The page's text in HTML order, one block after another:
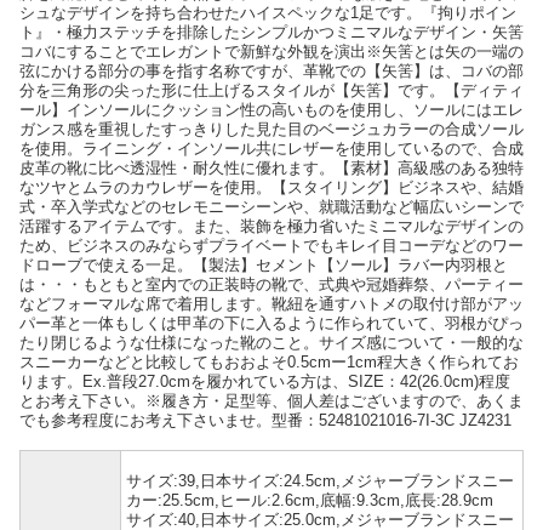
シュなデザインを持ち合わせたハイスペックな1足です。『拘りポイン
ト』・極力ステッチを排除したシンプルかつミニマルなデザイン・矢筈
コバにすることでエレガントで新鮮な外観を演出※矢筈とは矢の一端の
弦にかける部分の事を指す名称ですが、革靴での【矢筈】は、コバの部
分を三角形の尖った形に仕上げるスタイルが【矢筈】です。【ディティ
ール】インソールにクッション性の高いものを使用し、ソールにはエレ
ガンス感を重視したすっきりした見た目のベージュカラーの合成ソール
を使用。ライニング・インソール共にレザーを使用しているので、合成
皮革の靴に比べ透湿性・耐久性に優れます。【素材】高級感のある独特
なツヤとムラのカウレザーを使用。【スタイリング】ビジネスや、結婚
式・卒入学式などのセレモニーシーンや、就職活動など幅広いシーンで
活躍するアイテムです。また、装飾を極力省いたミニマルなデザインの
ため、ビジネスのみならずプライベートでもキレイ目コーデなどのワー
ドローブで使える一足。【製法】セメント【ソール】ラバー内羽根と
は・・・もともと室内での正装時の靴で、式典や冠婚葬祭、パーティー
などフォーマルな席で着用します。靴紐を通すハトメの取付け部がアッ
パー革と一体もしくは甲革の下に入るように作られていて、羽根がぴっ
たり閉じるような仕様になった靴のこと。サイズ感について・一般的な
スニーカーなどと比較してもおおよそ0.5cmー1cm程大きく作られてお
ります。Ex.普段27.0cmを履かれている方は、SIZE：42(26.0cm)程度
とお考え下さい。※履き方・足型等、個人差はございますので、あくま
でも参考程度にお考え下さいませ。型番：52481021016-7I-3C JZ4231
サイズ:39,日本サイズ:24.5cm,メジャーブランドスニー
カー:25.5cm,ヒール:2.6cm,底幅:9.3cm,底長:28.9cm
サイズ:40,日本サイズ:25.0cm,メジャーブランドスニー